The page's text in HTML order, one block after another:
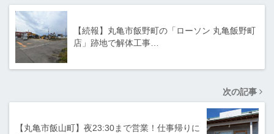
【続報】丸亀市飯野町の「ローソン 丸亀飯野町
店」跡地で解体工事…
次の記事
【丸亀市飯山町】夜23:30まで営業！仕事帰りに